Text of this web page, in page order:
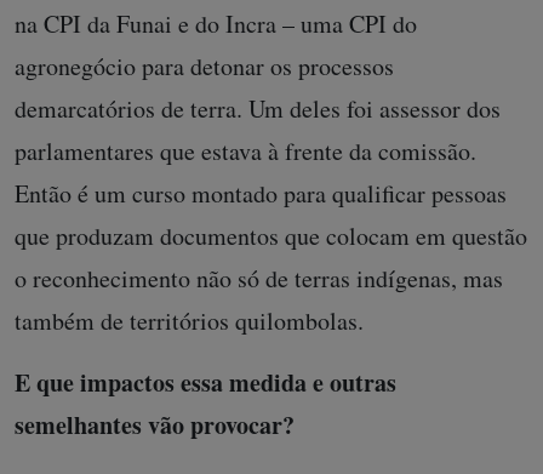
na CPI da Funai e do Incra – uma CPI do
agronegócio para detonar os processos
demarcatórios de terra. Um deles foi assessor dos
parlamentares que estava à frente da comissão.
Então é um curso montado para qualificar pessoas
que produzam documentos que colocam em questão
o reconhecimento não só de terras indígenas, mas
também de territórios quilombolas.
E que impactos essa medida e outras
semelhantes vão provocar?